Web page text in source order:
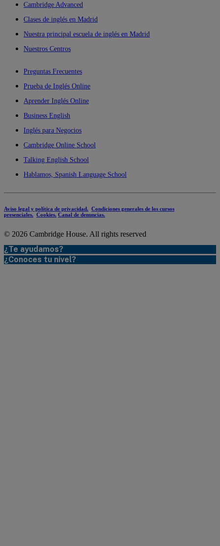
Cambridge Advanced
Clases de inglés en Madrid
Nuestra principal escuela de inglés en Madrid
Nuestros Centros
Preguntas Frecuentes
Prueba de Inglés Online
Aprender Inglés Online
Business English
Inglés para Negocios
Cambridge Online School
Talking English School
Hablamos, Spanish Language School
Aviso legal y política de privacidad. Condiciones generales de los cursos
presenciales. Cookies. Canal de denuncias.
© 2026 Cambridge House. All rights reserved
¿Te ayudamos?
¿Conoces tu nivel?